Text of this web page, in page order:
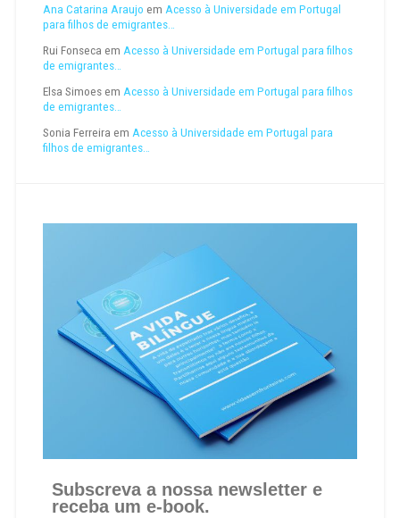
Ana Catarina Araujo em Acesso à Universidade em Portugal
para filhos de emigrantes…
Rui Fonseca em Acesso à Universidade em Portugal para filhos
de emigrantes…
Elsa Simoesem Acesso à Universidade em Portugal para filhos
de emigrantes…
Sonia Ferreira em Acesso à Universidade em Portugal para
filhos de emigrantes…
Subscreva a nossa newsletter e
receba um e-book.